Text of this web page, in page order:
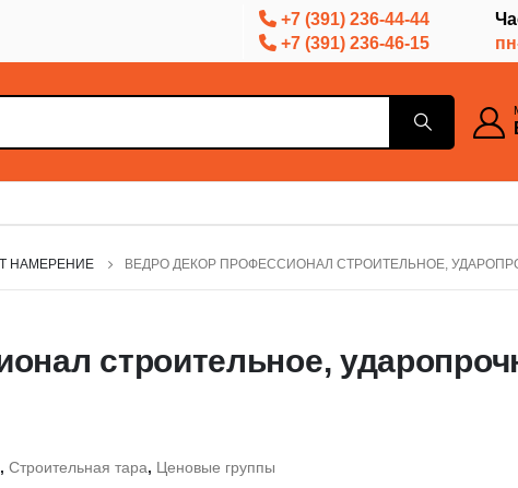
+7 (391) 236-44-44
+7 (391) 236-46-15
НАМЕРЕНИЕ ВЕДРО ДЕКОР ПРОФЕССИОНАЛ СТРОИТЕЛЬНОЕ,
строительное,
, Строительная тара, Ценовые группы